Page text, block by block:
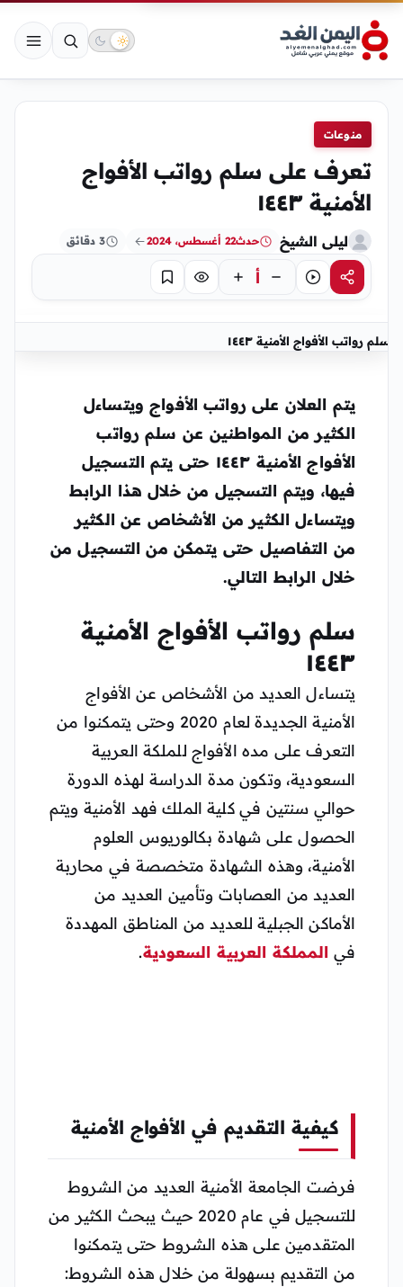
منوعات
تعرف على سلم رواتب الأفواج
الأمنية ١٤٤٣
ليلى الشيخ حدث22 أغسطس، 2024 3 دقائق
مشاركةاستماع أ تركيز حفظ
سلم رواتب الأفواج الأمنية ١٤٤٣
يتم العلان على رواتب الأفواج ويتساءل
الكثير من المواطنين عن سلم رواتب
الأفواج الأمنية ١٤٤٣ حتى يتم التسجيل
فيها، ويتم التسجيل من خلال هذا الرابط
ويتساءل الكثير من الأشخاص عن الكثير
من التفاصيل حتى يتمكن من التسجيل من
خلال الرابط التالي.
سلم رواتب الأفواج الأمنية
١٤٤٣
يتساءل العديد من الأشخاص عن الأفواج
الأمنية الجديدة لعام 2020 وحتى يتمكنوا من
التعرف على مده الأفواج للملكة العربية
السعودية، وتكون مدة الدراسة لهذه الدورة
حوالي سنتين في كلية الملك فهد الأمنية ويتم
الحصول على شهادة بكالوريوس العلوم
الأمنية، وهذه الشهادة متخصصة في محاربة
العديد من العصابات وتأمين العديد من
الأماكن الجبلية للعديد من المناطق المهددة
في المملكة العربية السعودية.
كيفية التقديم في الأفواج الأمنية
فرضت الجامعة الأمنية العديد من الشروط
للتسجيل في عام 2020 حيث يبحث الكثير من
المتقدمين على هذه الشروط حتى يتمكنوا
من التقديم بسهولة من خلال هذه الشروط: